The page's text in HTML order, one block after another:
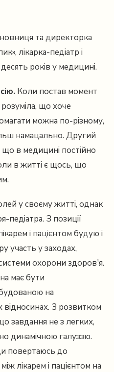
та директорка
лікарка-педіатр і
років у медицині.
Коли постав момент
що хоче
можна по-різному,
намацально. Другий
в медицині постійно
в житті є щось, що
у своєму житті, однак
педіатра. З позиції
і пацієнтом будую і
участь у заходах,
охорони здоров'я.
має бути
на
відносинах. З розвитком
завдання не з легких,
динамічною галуззю.
повертаюсь до
лікарем і пацієнтом на